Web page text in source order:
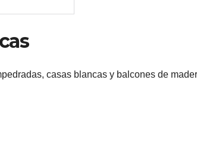
casas blancas y balcones de